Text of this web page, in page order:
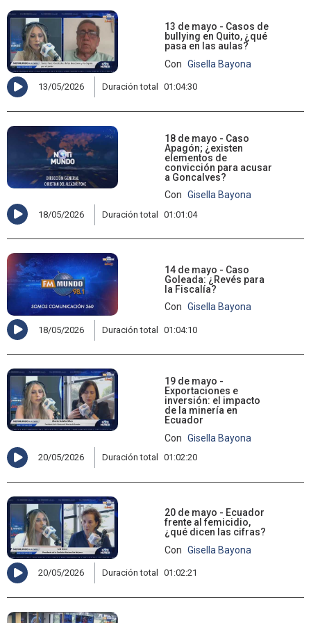
13 de mayo - Casos de
bullying en Quito, ¿qué
pasa en las aulas?
Con Gisella Bayona
13/05/2026 Duración total 01:04:30
18 de mayo - Caso
Apagón; ¿existen
elementos de
convicción para acusar
a Goncalves?
Con Gisella Bayona
18/05/2026 Duración total 01:01:04
14 de mayo - Caso
Goleada: ¿Revés para
la Fiscalía?
Con Gisella Bayona
18/05/2026 Duración total 01:04:10
19 de mayo -
Exportaciones e
inversión: el impacto
de la minería en
Ecuador
Con Gisella Bayona
20/05/2026 Duración total 01:02:20
20 de mayo - Ecuador
frente al femicidio,
¿qué dicen las cifras?
Con Gisella Bayona
20/05/2026 Duración total 01:02:21